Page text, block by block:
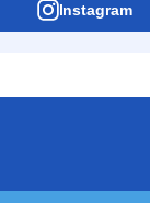
Instagram